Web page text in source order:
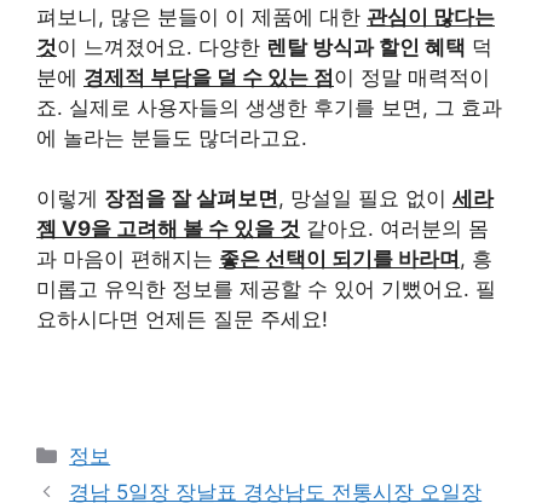
펴보니, 많은 분들이 이 제품에 대한 관심이 많다는
것이 느껴졌어요. 다양한 렌탈 방식과 할인 혜택 덕
분에 경제적 부담을 덜 수 있는 점이 정말 매력적이
죠. 실제로 사용자들의 생생한 후기를 보면, 그 효과
에 놀라는 분들도 많더라고요.
이렇게 장점을 잘 살펴보면, 망설일 필요 없이 세라
젬 V9을 고려해 볼 수 있을 것 같아요. 여러분의 몸
과 마음이 편해지는 좋은 선택이 되기를 바라며 , 흥
미롭고 유익한 정보를 제공할 수 있어 기뻤어요. 필
요하시다면 언제든 질문 주세요!
카
테
정보
경남 5일장 장날표 경상남도 전통시장 오일장